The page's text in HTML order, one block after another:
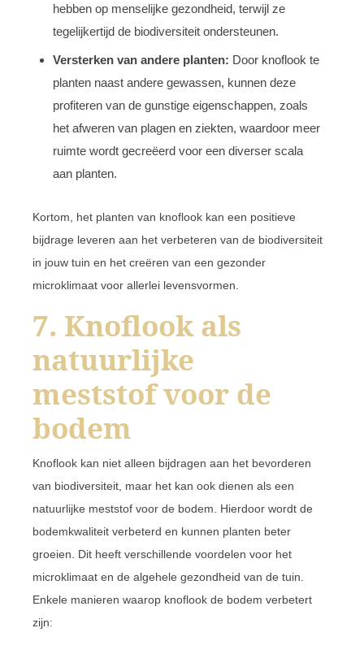
hebben op menselijke gezondheid, terwijl ze
tegelijkertijd de biodiversiteit ondersteunen.
Versterken van andere planten: Door knoflook te
planten naast andere gewassen, kunnen deze
profiteren van de gunstige eigenschappen, zoals
het afweren van plagen en ziekten, waardoor meer
ruimte wordt gecreëerd voor een diverser scala
aan planten.
Kortom, het planten van knoflook kan een positieve
bijdrage leveren aan het verbeteren van de biodiversiteit
in jouw tuin en het creëren van een gezonder
microklimaat voor allerlei levensvormen.
7. Knoflook als
natuurlijke
meststof voor de
bodem
Knoflook kan niet alleen bijdragen aan het bevorderen
van biodiversiteit, maar het kan ook dienen als een
natuurlijke meststof voor de bodem. Hierdoor wordt de
bodemkwaliteit verbeterd en kunnen planten beter
groeien. Dit heeft verschillende voordelen voor het
microklimaat en de algehele gezondheid van de tuin.
Enkele manieren waarop knoflook de bodem verbetert
zijn: